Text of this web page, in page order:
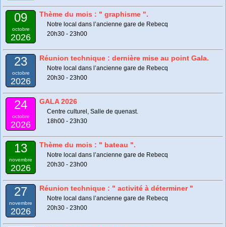
09
octobre
2026
Thème du mois : " graphisme ".
Notre local dans l’ancienne gare de Rebecq
20h30 - 23h00
23
octobre
2026
Réunion technique : dernière mise au point Gala.
Notre local dans l’ancienne gare de Rebecq
20h30 - 23h00
24
octobre
2026
GALA 2026
Centre culturel, Salle de quenast.
18h00 - 23h30
13
novembre
2026
Thème du mois : " bateau ".
Notre local dans l’ancienne gare de Rebecq
20h30 - 23h00
27
novembre
2026
Réunion technique : " activité à déterminer "
Notre local dans l’ancienne gare de Rebecq
20h30 - 23h00